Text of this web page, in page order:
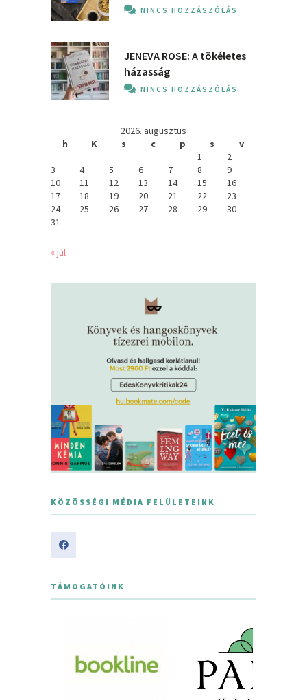
NINCS HOZZÁSZÓLÁS
JENEVA ROSE: A ​tökéletes
házasság
NINCS HOZZÁSZÓLÁS
2026. augusztus
h
K s c p s
v
1
2
3
4 5 6 7 8
9
10
11 12 13 14 15
16
17
18 19 20 21 22
23
24
25 26 27 28 29
30
31
« júl
KÖZÖSSÉGI MÉDIA FELÜLETEINK
TÁMOGATÓINK